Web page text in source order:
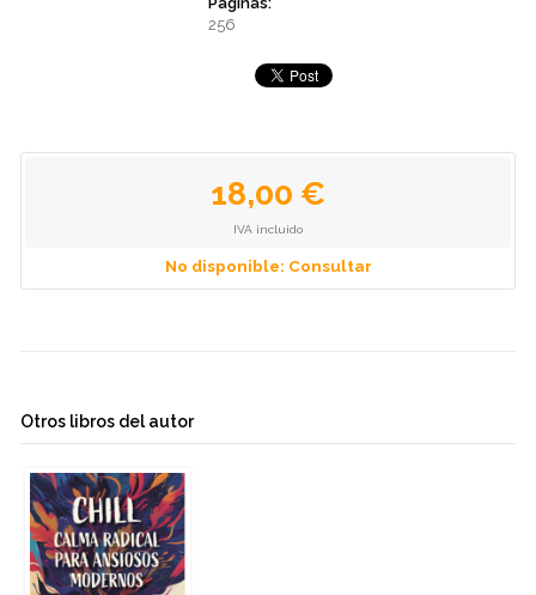
256
18,00 €
IVA incluido
No disponible: Consultar
Otros libros del autor